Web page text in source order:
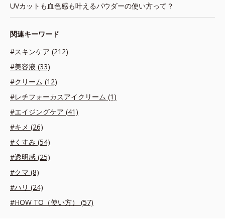
UVカットも血色感も叶えるパウダーの使い方って？
関連キーワード
#スキンケア (212)
#美容液 (33)
#クリーム (12)
#レチフォーカスアイクリーム (1)
#エイジングケア (41)
#キメ (26)
#くすみ (54)
#透明感 (25)
#クマ (8)
#ハリ (24)
#HOW TO（使い方） (57)